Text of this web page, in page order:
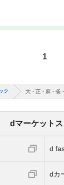
1
ク 大・正・麻・雀
dマーケット
d
dカ